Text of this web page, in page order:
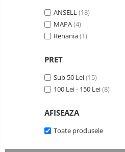
Accesorii alpinism utilitar
Mijloace de legatura
Opritoare de cadere
Puncte de ancorare
ANSELL(18)
MAPA(4)
Renania(1)
PRET
Sub 50 Lei(15)
100 Lei - 150 Lei(8)
AFISEAZA
Toate produsele